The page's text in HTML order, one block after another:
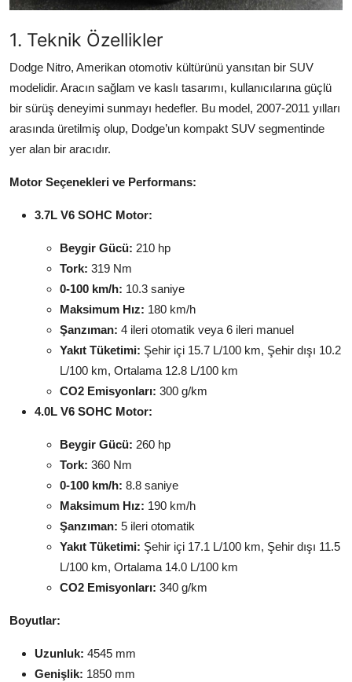
1. Teknik Özellikler
Dodge Nitro, Amerikan otomotiv kültürünü yansıtan bir SUV
modelidir. Aracın sağlam ve kaslı tasarımı, kullanıcılarına güçlü
bir sürüş deneyimi sunmayı hedefler. Bu model, 2007-2011 yılları
arasında üretilmiş olup, Dodge’un kompakt SUV segmentinde
yer alan bir aracıdır.
Motor Seçenekleri ve Performans:
3.7L V6 SOHC Motor:
Beygir Gücü: 210 hp
Tork: 319 Nm
0-100 km/h: 10.3 saniye
Maksimum Hız: 180 km/h
Şanzıman: 4 ileri otomatik veya 6 ileri manuel
Yakıt Tüketimi: Şehir içi 15.7 L/100 km, Şehir dışı 10.2
L/100 km, Ortalama 12.8 L/100 km
CO2 Emisyonları: 300 g/km
4.0L V6 SOHC Motor:
Beygir Gücü: 260 hp
Tork: 360 Nm
0-100 km/h: 8.8 saniye
Maksimum Hız: 190 km/h
Şanzıman: 5 ileri otomatik
Yakıt Tüketimi: Şehir içi 17.1 L/100 km, Şehir dışı 11.5
L/100 km, Ortalama 14.0 L/100 km
CO2 Emisyonları: 340 g/km
Boyutlar:
Uzunluk: 4545 mm
Genişlik: 1850 mm